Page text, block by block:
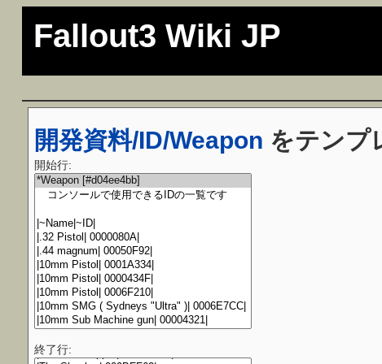
Fallout3 Wiki JP
開発資料/ID/Weapon をテンプ
開始行:
終了行: